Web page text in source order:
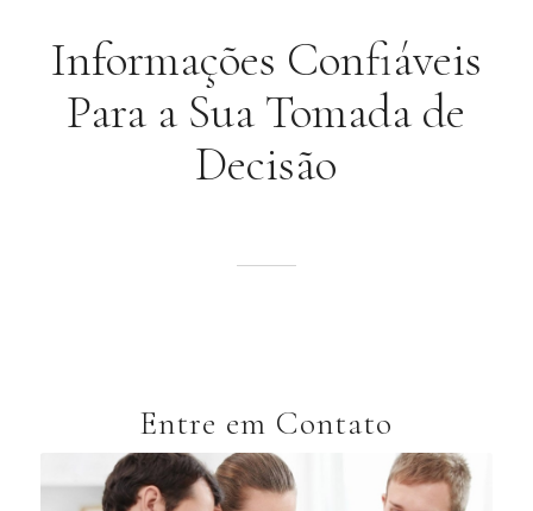
Informações Confiáveis
Para a Sua Tomada de
Decisão
Entre em Contato